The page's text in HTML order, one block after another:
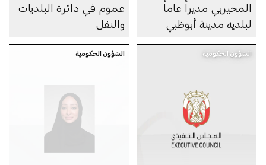
المحيربي مديراً عاماً
لبلدية مدينة أبوظبي
عموم في دائرة البلديات
والنقل
الشؤون الحكومية الشؤون الحكومية